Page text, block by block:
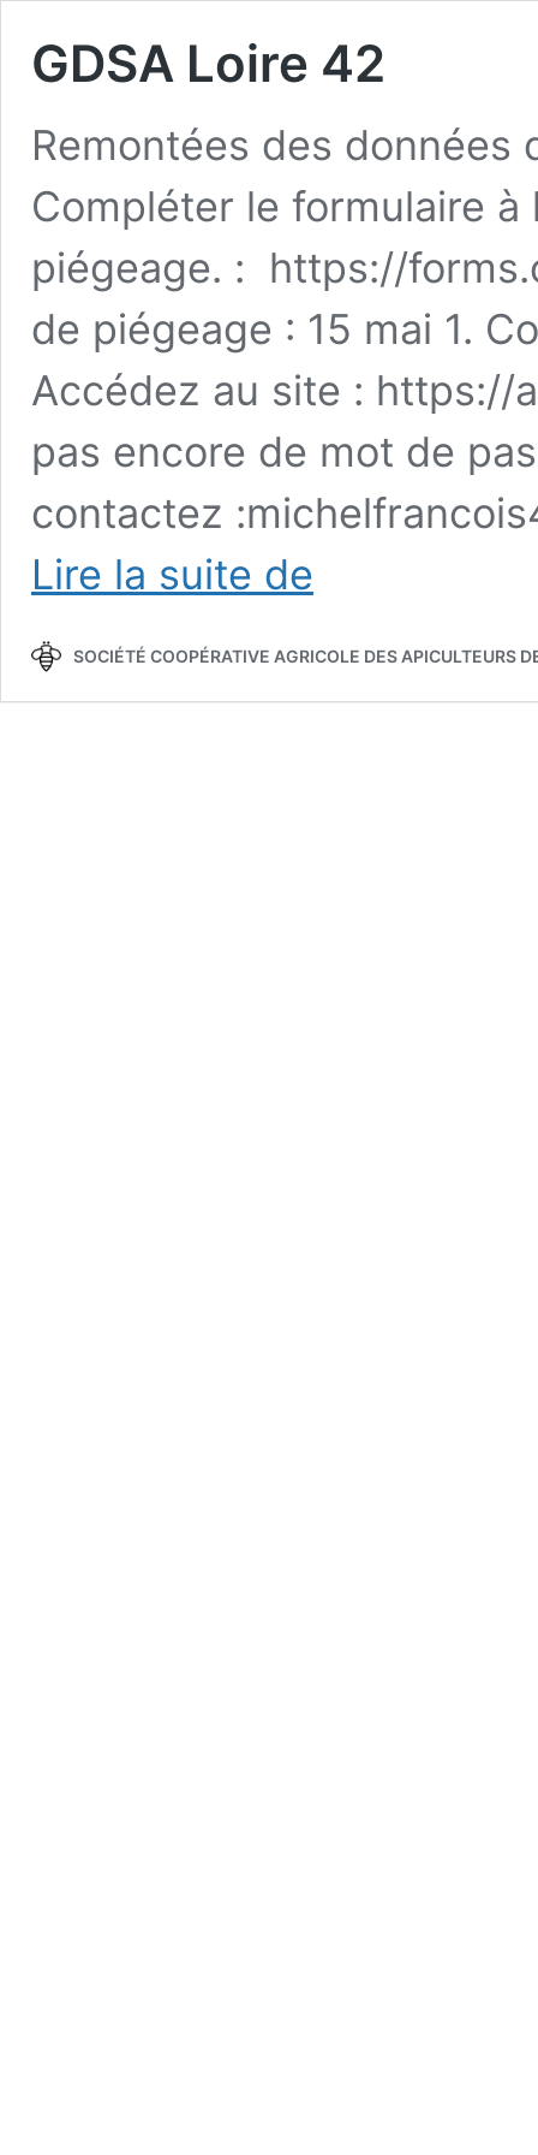
GDSA Loire 42
Remontées des
Compléter le formulaire
piégeage. : https://
de piégeage : 15 mai 1.
Accédez au site : https://
pas encore de mot de
contactez
Lire la suite de
SOCIÉTÉ COOPÉRATIVE AGRICOLE DES APICULTEURS